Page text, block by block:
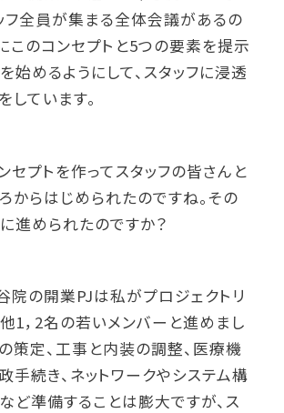
フ全員が集まる全体会議があるの
このコンセプトと5つの要素を提示
始めるようにして、スタッフに浸透
しています。
セプトを作ってスタッフの皆さんと
からはじめられたのですね。その
進められたのですか？
院の開業PJは私がプロジェクトリ
1，2名の若いメンバーと進めまし
策定、工事と内装の調整、医療機
手続き、ネットワークやシステム構
ど準備することは膨大ですが、ス